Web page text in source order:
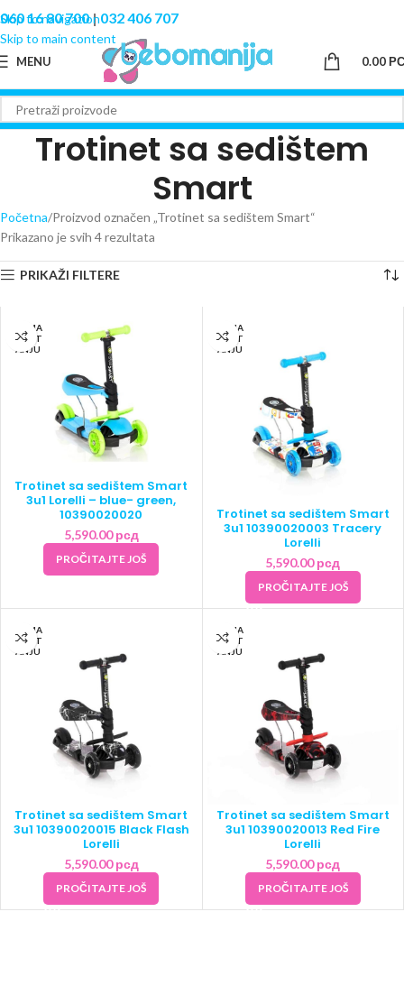
Skip to navigation
Skip to main content
060 16 80 700|032 406 707
MENU 0.00
Trotinet sa sedištem
Smart
Početna Proizvod označen „Trotinet sa sedištem Smart“
Prikazano je svih 4 rezultata
PRIKAŽI FILTERE
NEMA
NA ST
ANJU
Trotinet sa sedištem Smart
3u1 Lorelli – blue- green,
10390020020
5,590.00рсд
PROČITAJTE JOŠ
NEMA
NA ST
ANJU
Trotinet sa sedištem Smart
3u1 10390020003 Tracery
Lorelli
5,590.00рсд
PROČITAJTE JOŠ
NEMA
NA ST
ANJU
Trotinet sa sedištem Smart
3u1 10390020015 Black Flash
Lorelli
5,590.00рсд
PROČITAJTE JOŠ
NEMA
NA ST
ANJU
Trotinet sa sedištem Smart
3u1 10390020013 Red Fire
Lorelli
5,590.00рсд
PROČITAJTE JOŠ